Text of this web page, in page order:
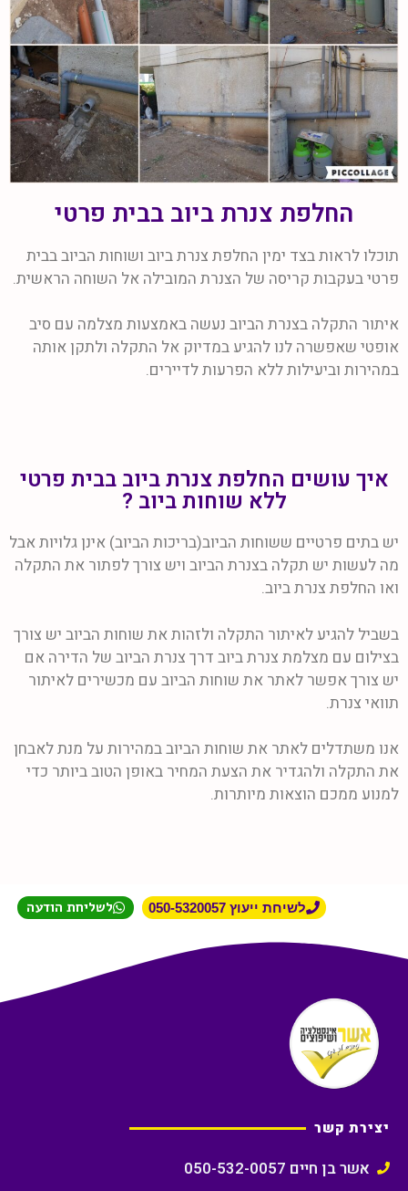
החלפת צנרת ביוב בבית פרטי
תוכלו לראות בצד ימין החלפת צנרת ביוב ושוחות הביוב בבית
פרטי בעקבות קריסה של הצנרת המובילה אל השוחה הראשית.
איתור התקלה בצנרת הביוב נעשה באמצעות מצלמה עם סיב
אופטי שאפשרה לנו להגיע במדיוק אל התקלה ולתקן אותה
במהירות וביעילות ללא הפרעות לדיירים.
איך עושים החלפת צנרת ביוב בבית פרטי
ללא שוחות ביוב ?
יש בתים פרטיים ששוחות הביוב(בריכות הביוב) אינן גלויות אבל
מה לעשות יש תקלה בצנרת הביוב ויש צורך לפתור את התקלה
ואו החלפת צנרת ביוב.
בשביל להגיע לאיתור התקלה ולזהות את שוחות הביוב יש צורך
בצילום עם מצלמת צנרת ביוב דרך צנרת הביוב של הדירה אם
יש צורך אפשר לאתר את שוחות הביוב עם מכשירים לאיתור
תוואי צנרת.
אנו משתדלים לאתר את שוחות הביוב במהירות על מנת לאבחן
את התקלה ולהגדיר את הצעת המחיר באופן הטוב ביותר כדי
למנוע ממכם הוצאות מיותרות.
לשיחת ייעוץ 050-5320057 לשליחת הודעה
יצירת קשר
אשר בן חיים 050-532-0057